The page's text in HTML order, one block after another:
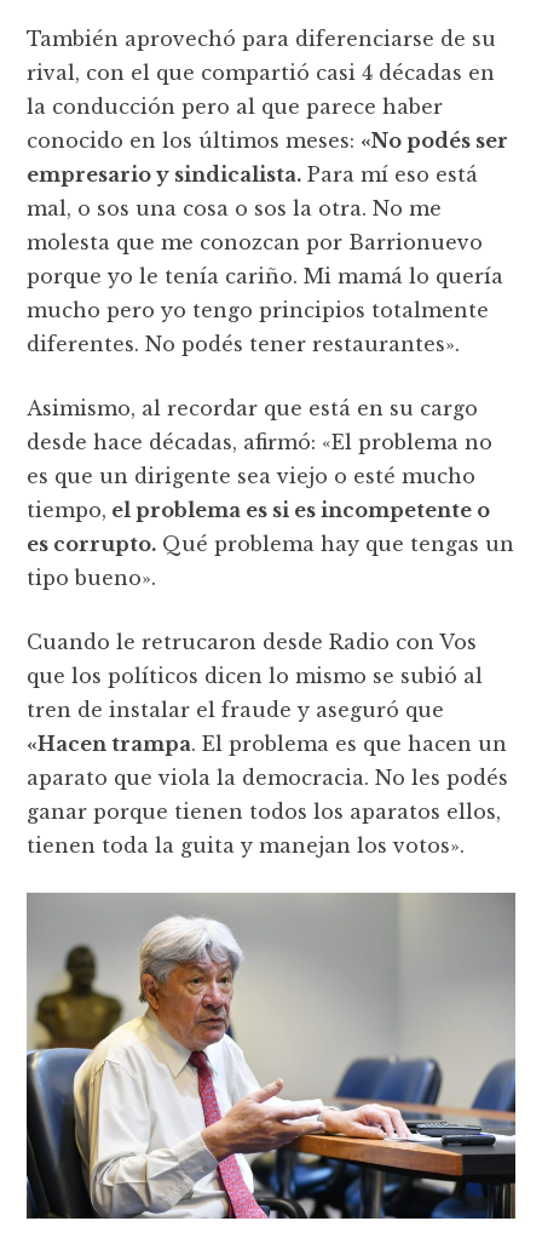
También aprovechó para diferenciarse de su
rival, con el que compartió casi 4 décadas en
la conducción pero al que parece haber
conocido en los últimos meses: «No podés ser
empresario y sindicalista. Para mí eso está
mal, o sos una cosa o sos la otra. No me
molesta que me conozcan por Barrionuevo
porque yo le tenía cariño. Mi mamá lo quería
mucho pero yo tengo principios totalmente
diferentes. No podés tener restaurantes».
Asimismo, al recordar que está en su cargo
desde hace décadas, afirmó: «El problema no
es que un dirigente sea viejo o esté mucho
tiempo, el problema es si es incompetente o
es corrupto. Qué problema hay que tengas un
tipo bueno».
Cuando le retrucaron desde Radio con Vos
que los políticos dicen lo mismo se subió al
tren de instalar el fraude y aseguró que
«Hacen trampa. El problema es que hacen un
aparato que viola la democracia. No les podés
ganar porque tienen todos los aparatos ellos,
tienen toda la guita y manejan los votos».